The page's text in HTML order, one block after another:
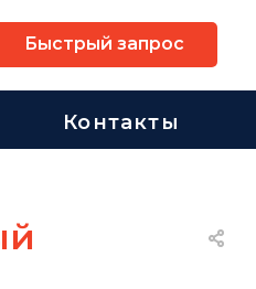
Быстрый запрос
Контакты